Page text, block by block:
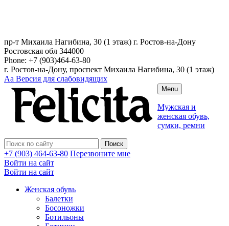
пр-т Михаила Нагибина, 30 (1 этаж) г. Ростов-на-Дону
Ростовская обл 344000
Phone: +7 (903)464-63-80
г. Ростов-на-Дону, проспект Михаила Нагибина, 30 (1 этаж)
Аа Версия для слабовидящих
Menu
Мужская и
женская обувь,
сумки, ремни
+7 (903) 464-63-80 Перезвоните мне
Войти на сайт
Войти на сайт
Женская обувь
Балетки
Босоножки
Ботильоны